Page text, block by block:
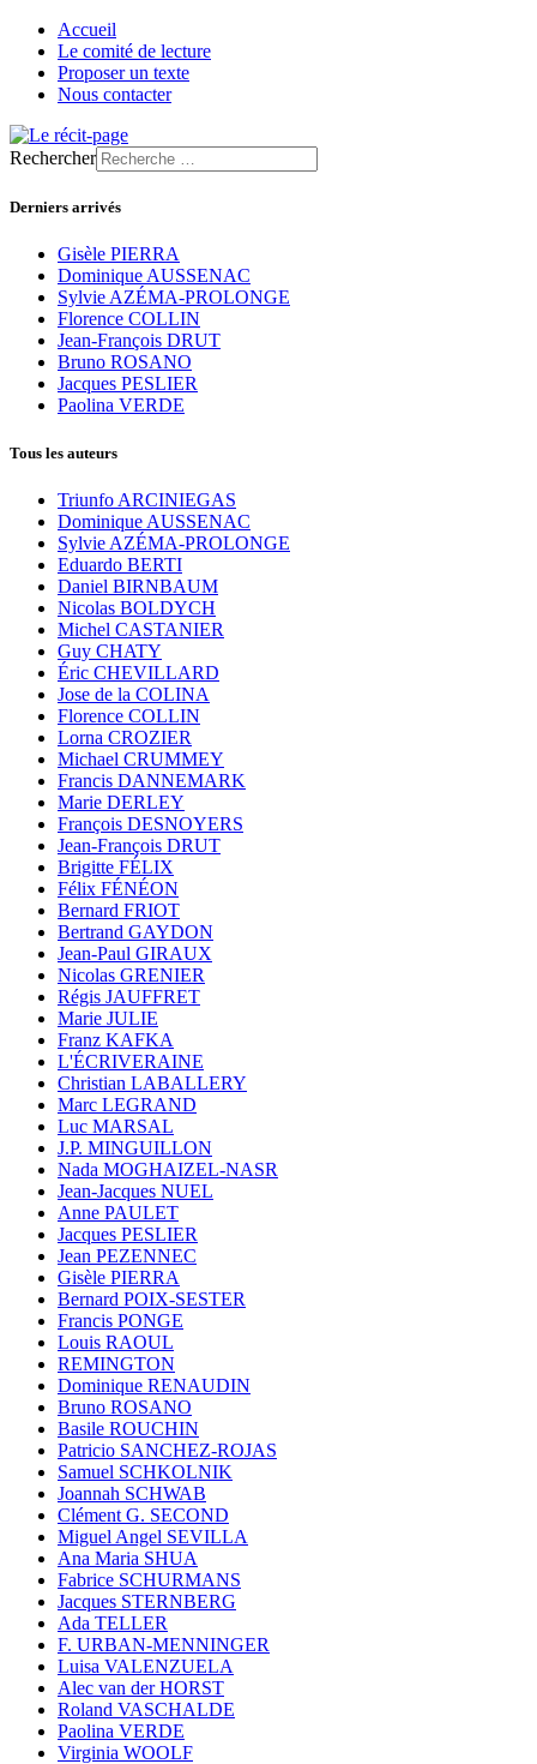
Accueil
Le comité de lecture
Proposer un texte
Nous contacter
Rechercher
Derniers arrivés
Gisèle PIERRA
Dominique AUSSENAC
Sylvie AZÉMA-PROLONGE
Florence COLLIN
Jean-François DRUT
Bruno ROSANO
Jacques PESLIER
Paolina VERDE
Tous les auteurs
Triunfo ARCINIEGAS
Dominique AUSSENAC
Sylvie AZÉMA-PROLONGE
Eduardo BERTI
Daniel BIRNBAUM
Nicolas BOLDYCH
Michel CASTANIER
Guy CHATY
Éric CHEVILLARD
Jose de la COLINA
Florence COLLIN
Lorna CROZIER
Michael CRUMMEY
Francis DANNEMARK
Marie DERLEY
François DESNOYERS
Jean-François DRUT
Brigitte FÉLIX
Félix FÉNÉON
Bernard FRIOT
Bertrand GAYDON
Jean-Paul GIRAUX
Nicolas GRENIER
Régis JAUFFRET
Marie JULIE
Franz KAFKA
L'ÉCRIVERAINE
Christian LABALLERY
Marc LEGRAND
Luc MARSAL
J.P. MINGUILLON
Nada MOGHAIZEL-NASR
Jean-Jacques NUEL
Anne PAULET
Jacques PESLIER
Jean PEZENNEC
Gisèle PIERRA
Bernard POIX-SESTER
Francis PONGE
Louis RAOUL
REMINGTON
Dominique RENAUDIN
Bruno ROSANO
Basile ROUCHIN
Patricio SANCHEZ-ROJAS
Samuel SCHKOLNIK
Joannah SCHWAB
Clément G. SECOND
Miguel Angel SEVILLA
Ana Maria SHUA
Fabrice SCHURMANS
Jacques STERNBERG
Ada TELLER
F. URBAN-MENNINGER
Luisa VALENZUELA
Alec van der HORST
Roland VASCHALDE
Paolina VERDE
Virginia WOOLF